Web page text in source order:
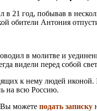
в 21 год, побывав в
обители Антония
в молитве и
видели перед собой
к нему людей
на всю Россию.
Вы можете подать записку